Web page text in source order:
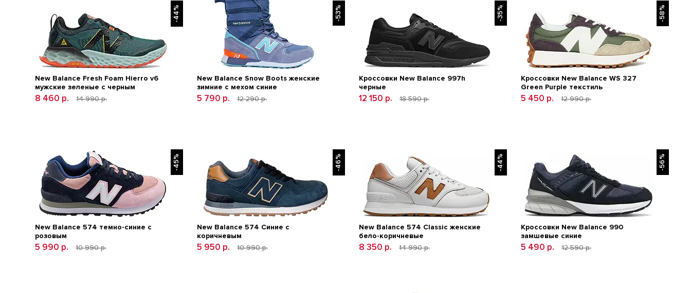
-44%
New Balance Fresh Foam Hierro v6
мужские зеленые с черным
8 460 р. 14 990 р.
-53%
New Balance Snow Boots женские
зимние с мехом синие
5 790 р. 12 290 р.
-35%
Кроссовки New Balance 997h
черные
12 150 р. 18 590 р.
-58%
Кроссовки New Balance WS 327
Green Purple текстиль
5 450 р. 12 990 р.
-45%
New Balance 574 темно-синие с
розовым
5 990 р. 10 990 р.
-46%
New Balance 574 Синие с
коричневым
5 950 р. 10 990 р.
-44%
New Balance 574 Classic женские
бело-коричневые
8 350 р. 14 990 р.
-56%
Кроссовки New Balance 990
замшевые синие
5 490 р. 12 590 р.